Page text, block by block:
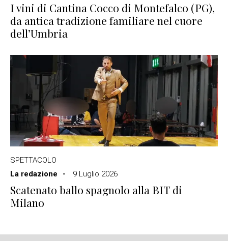
I vini di Cantina Cocco di Montefalco (PG),
da antica tradizione familiare nel cuore
dell’Umbria
SPETTACOLO
La redazione
9 Luglio 2026
Scatenato ballo spagnolo alla BIT di
Milano